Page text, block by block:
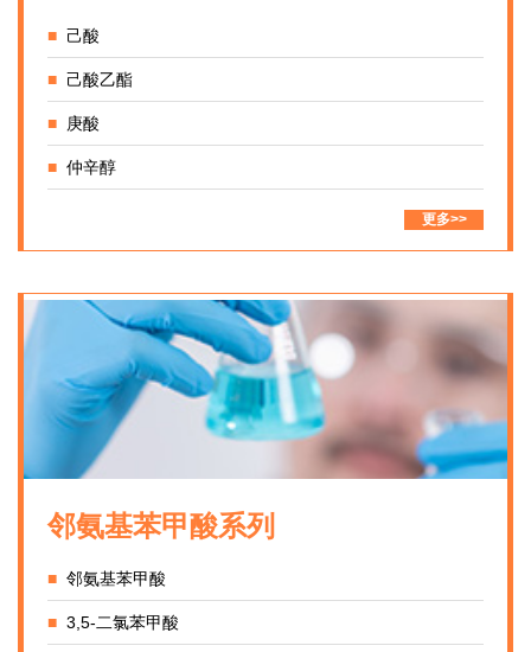
■己酸
■己酸乙酯
■ 庚酸
■仲辛醇
更多>>
邻氨基苯甲酸系列
■邻氨基苯甲酸
■3,5-二氯苯甲酸